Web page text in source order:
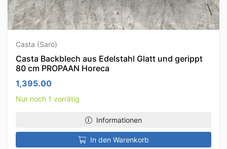
Casta (Saro)
Casta Backblech aus Edelstahl Glatt und gerippt
80 cm PROPAAN Horeca
1,395.00
Nur noch 1 vorrätig
Informationen
In den Warenkorb